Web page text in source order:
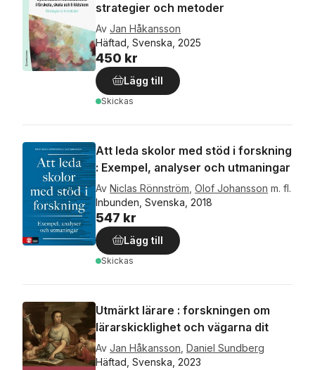
strategier och metoder
Av Jan Håkansson
Häftad, Svenska, 2025
450 kr
Lägg till
Skickas
Att leda skolor med stöd i forskning
: Exempel, analyser och utmaningar
Av Niclas Rönnström Olof Johansson m. fl.
Inbunden, Svenska, 2018
547 kr
Lägg till
Skickas
Utmärkt lärare : forskningen om
lärarskicklighet och vägarna dit
Av Jan Håkansson Daniel Sundberg
Häftad, Svenska, 2023